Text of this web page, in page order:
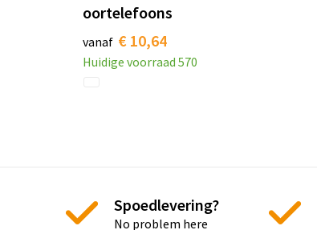
oortelefoons
vanaf € 10,64
Huidige voorraad 570
Spoedlevering?
No problem here